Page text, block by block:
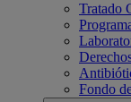
Tratado
Fondo